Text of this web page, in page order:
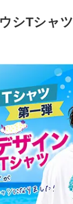
シTシャツ